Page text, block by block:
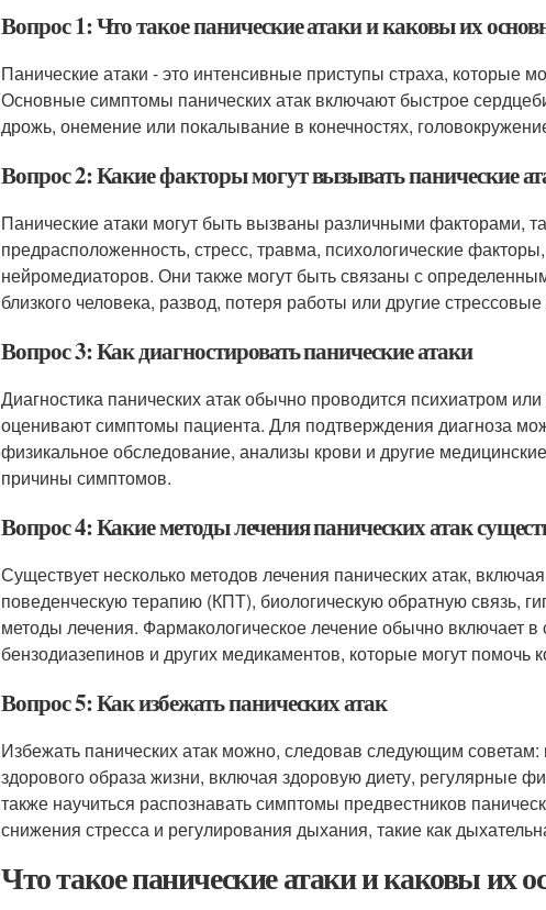
Вопрос 1: Что такое панические атаки и каковы их
Панические атаки - это интенсивные приступы страха, которые
Основные симптомы панических атак включают быстрое
дрожь, онемение или покалывание в конечностях,
Вопрос 2: Какие факторы могут вызывать панические
Панические атаки могут быть вызваны различными факторами,
предрасположенность, стресс, травма, психологические
нейромедиаторов. Они также могут быть связаны с
близкого человека, развод, потеря работы или другие стрессовые
Вопрос 3: Как диагностировать панические атаки
Диагностика панических атак обычно проводится психиатром
оценивают симптомы пациента. Для подтверждения диагноза
физикальное обследование, анализы крови и другие
причины симптомов.
Вопрос 4: Какие методы лечения панических атак
Существует несколько методов лечения панических атак,
поведенческую терапию (КПТ), биологическую обратную связь,
методы лечения. Фармакологическое лечение обычно включает
бензодиазепинов и других медикаментов, которые могут помочь
Вопрос 5: Как избежать панических атак
Избежать панических атак можно, следовав следующим советам:
здорового образа жизни, включая здоровую диету, регулярные
также научиться распознавать симптомы предвестников
снижения стресса и регулирования дыхания, такие как
Что такое панические атаки и каковы их